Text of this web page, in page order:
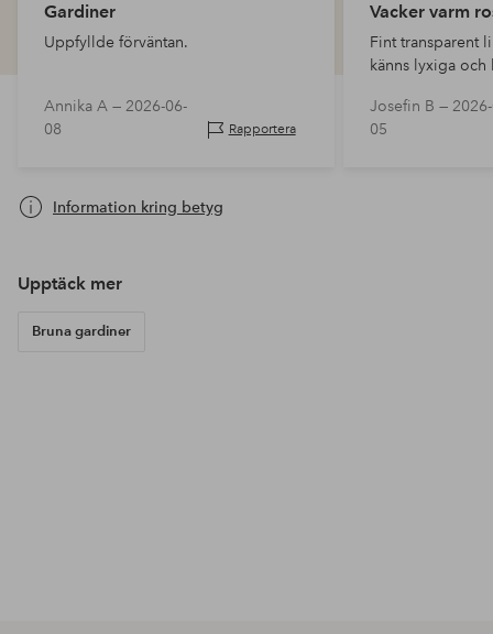
Gardiner
Uppfyllde förväntan.
Annika A — 2026-06-
08
Rapportera
Vacker varm
Fint transparent
känns lyxiga och
Josefin B —
05
Information kring betyg
Upptäck mer
Bruna gardiner